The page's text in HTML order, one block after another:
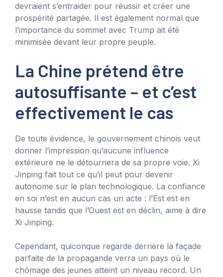
devraient s’entraider pour réussir et créer une
prospérité partagée. Il est également normal que
l’importance du sommet avec Trump ait été
minimisée devant leur propre peuple.
La Chine prétend être
autosuffisante – et c’est
effectivement le cas
De toute évidence, le gouvernement chinois veut
donner l’impression qu’aucune influence
extérieure ne le détournera de sa propre voie. Xi
Jinping fait tout ce qu’il peut pour devenir
autonome sur le plan technologique. La confiance
en soi n’est en aucun cas un acte : l’Est est en
hausse tandis que l’Ouest est en déclin, aime à dire
Xi Jinping.
Cependant, quiconque regarde derrière la façade
parfaite de la propagande verra un pays où le
chômage des jeunes atteint un niveau record. Un